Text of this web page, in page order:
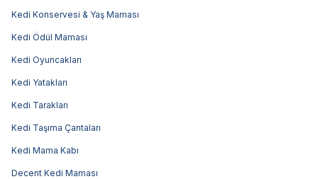
Kedi Konservesi & Yaş Maması
Kedi Ödül Maması
Kedi Oyuncakları
Kedi Yatakları
Kedi Tarakları
Kedi Taşıma Çantaları
Kedi Mama Kabı
Decent Kedi Maması